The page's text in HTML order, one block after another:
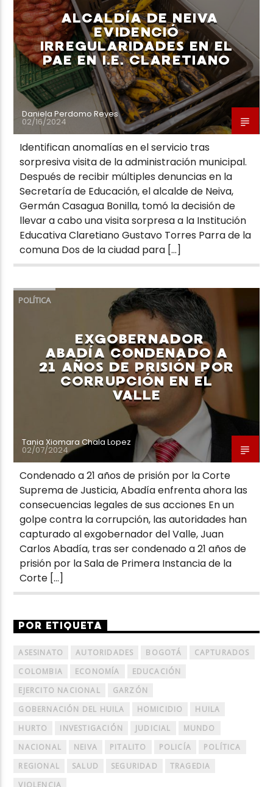
ALCALDÍA DE NEIVA
EVIDENCIÓ
IRREGULARIDADES EN EL
PAE EN I.E. CLARETIANO
Daniela Perdomo Reyes
02/16/2024
Identifican anomalías en el servicio tras
sorpresiva visita de la administración municipal.
Después de recibir múltiples denuncias en la
Secretaría de Educación, el alcalde de Neiva,
Germán Casagua Bonilla, tomó la decisión de
llevar a cabo una visita sorpresa a la Institución
Educativa Claretiano Gustavo Torres Parra de la
comuna Dos de la ciudad para […]
POLÍTICA
EXGOBERNADOR
ABADÍA CONDENADO A
21 AÑOS DE PRISIÓN POR
CORRUPCIÓN EN EL
VALLE
Tania Xiomara Chala Lopez
02/07/2024
Condenado a 21 años de prisión por la Corte
Suprema de Justicia, Abadía enfrenta ahora las
consecuencias legales de sus acciones En un
golpe contra la corrupción, las autoridades han
capturado al exgobernador del Valle, Juan
Carlos Abadía, tras ser condenado a 21 años de
prisión por la Sala de Primera Instancia de la
Corte […]
POR ETIQUETA
ASESINATO AUTORIDADES BOGOTÁ
CAPTURADOS
COLOMBIA
ECONOMÍA
EDUCACIÓN
EJERCITO NACIONAL
GARZÓN
GOBERNACIÓN DEL HUILA
HOMICIDIO
HUILA
HURTO
INVESTIGACIÓN JUDICIAL
MUNDO
NACIONAL
NEIVA PITALITO POLICÍA
POLÍTICA
REGIONAL
SALUD SEGURIDAD
TRAGEDIA